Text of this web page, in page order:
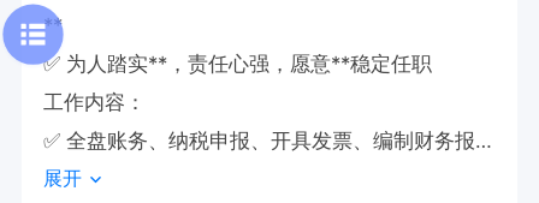
**
✅ 为人踏实**，责任心强，愿意**稳定任职
工作内容：
✅ 全盘账务、纳税申报、开具发票、编制财务报表
薪资：4000–6000元，能力突出可**
展开